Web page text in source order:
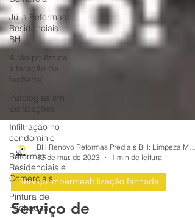
Júlia Reformas
Residenciais -
BH
A tão polêmica
alteração da
fachada
Patologias em
Edificações
Infiltração no
condomínio
Reformas
Residenciais e
Comerciais
Pintura de
Fachadas
13 de mar. de 2023
1 min de leitura
Serviço impermeabilização fachada